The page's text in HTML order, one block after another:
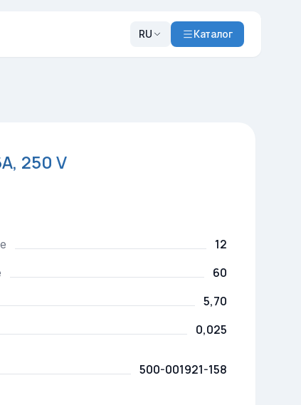
RU Каталог
250 V
12
60
5,70
0,025
500-001921-158